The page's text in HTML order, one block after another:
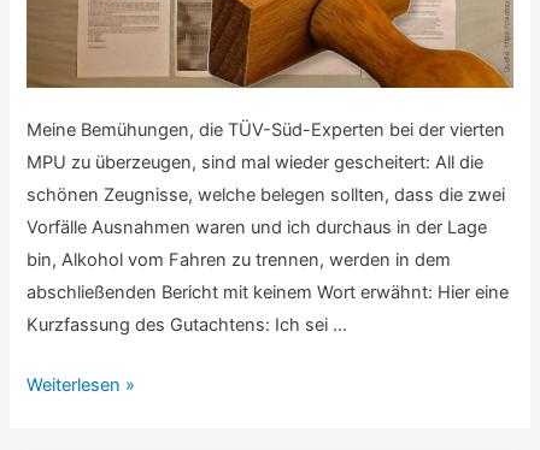
Meine Bemühungen, die TÜV-Süd-Experten bei der vierten
MPU zu überzeugen, sind mal wieder gescheitert: All die
schönen Zeugnisse, welche belegen sollten, dass die zwei
Vorfälle Ausnahmen waren und ich durchaus in der Lage
bin, Alkohol vom Fahren zu trennen, werden in dem
abschließenden Bericht mit keinem Wort erwähnt: Hier eine
Kurzfassung des Gutachtens: Ich sei …
Meine
Weiterlesen »